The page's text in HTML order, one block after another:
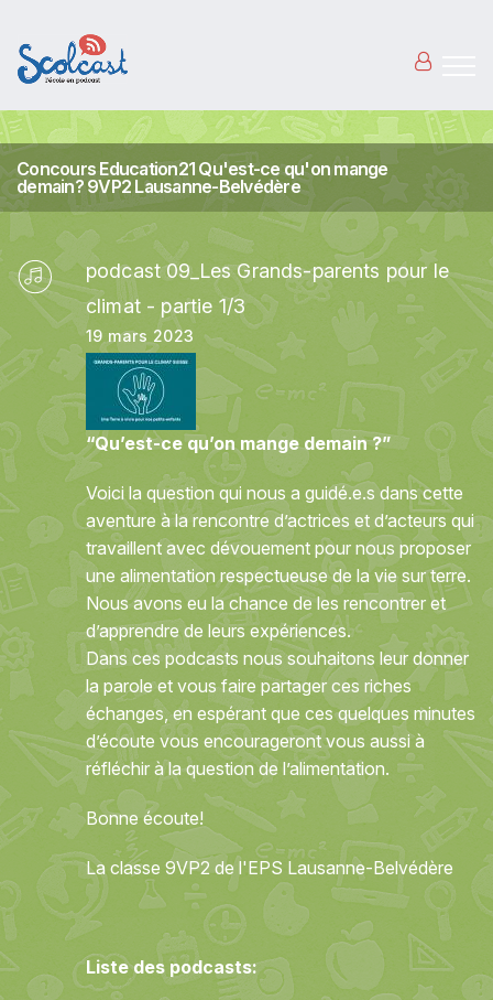
Concours Education21 Qu'est-ce qu'on mange
demain? 9VP2 Lausanne-Belvédère
podcast 09_Les Grands-parents pour le
climat - partie 1/3
19 mars 2023
“Qu’est-ce qu’on mange demain ?”
Voici la question qui nous a guidé.e.s dans cette
aventure à la rencontre d’actrices et d’acteurs qui
travaillent avec dévouement pour nous proposer
une alimentation respectueuse de la vie sur terre.
Nous avons eu la chance de les rencontrer et
d’apprendre de leurs expériences.
Dans ces podcasts nous souhaitons leur donner
la parole et vous faire partager ces riches
échanges, en espérant que ces quelques minutes
d’écoute vous encourageront vous aussi à
réfléchir à la question de l’alimentation.
Bonne écoute!
La classe 9VP2 de l'EPS Lausanne-Belvédère
Liste des podcasts: